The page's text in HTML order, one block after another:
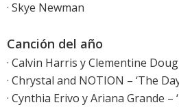
· Skye Newman
Canción del año
· Calvin Harris y Clementine
· Chrystal and NOTION – ‘The
· Cynthia Erivo y Ariana Grande –